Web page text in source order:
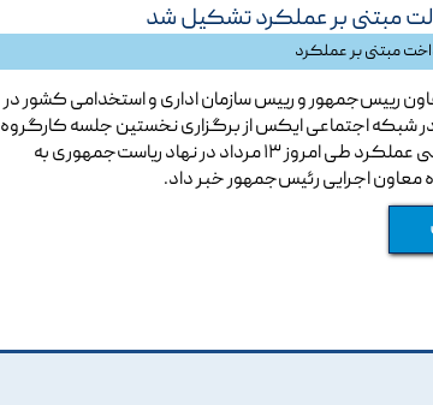
مبتنی بر عملکرد تشکیل شد
مبتنی بر عملکرد
رییس‌جمهور و رییس سازمان اداری و استخدامی کشور در
اجتماعی ایکس از برگزاری نخستین جلسه کارگروه
نظام پرداخت بر اساسی عملکرد طی امروز ۱۳ مرداد در نهاد ریاست‌جمهوری به
معاون اجرایی رئیس‌جمهور خبر داد.